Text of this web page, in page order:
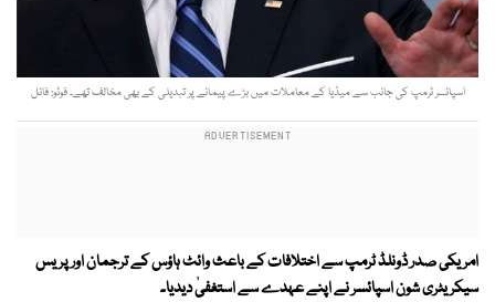
اسپائسر ٹرمپ کی جانب سے میڈیا کے معاملات میں بڑے پیمانے پر تبدیلی کے بھی مخالف تھے۔ فوٹو: فائل
امریکی صدر ڈونلڈ ٹرمپ سے اختلافات کے باعث وائٹ ہاؤس کے ترجمان اور پریس
سیکریٹری شون اسپائسر نے اپنے عہدے سے استغفیٰ دیدیا۔